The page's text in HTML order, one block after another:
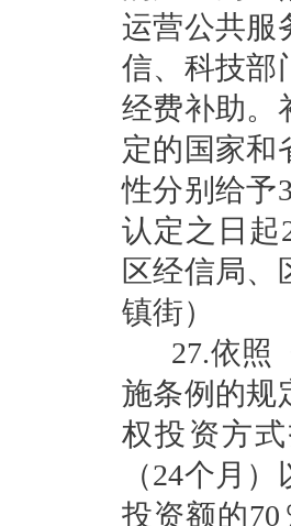
运营公共服
信、科技部
经费补助。
定的国家和
性分别给予
认定之日起
区经信局、
镇街）
27.依照
施条例的规
权投资方
（24个月
投资额的